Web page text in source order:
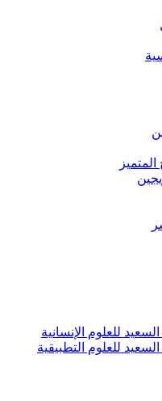
للعلوم الإنسانية
للعلوم التطبيقية